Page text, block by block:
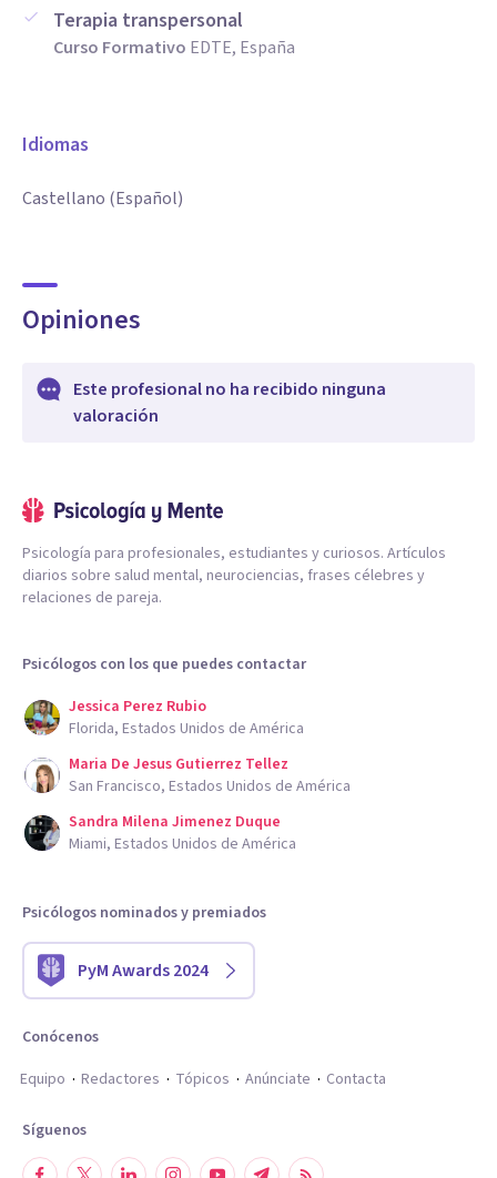
Terapia transpersonal
Curso Formativo EDTE, España
Idiomas
Castellano (Español)
Opiniones
Este profesional no ha recibido ninguna
valoración
Psicología para profesionales, estudiantes y curiosos. Artículos
diarios sobre salud mental, neurociencias, frases célebres y
relaciones de pareja.
Psicólogos con los que puedes contactar
Jessica Perez Rubio
Florida, Estados Unidos de América
Maria De Jesus Gutierrez Tellez
San Francisco, Estados Unidos de América
Sandra Milena Jimenez Duque
Miami, Estados Unidos de América
Psicólogos nominados y premiados
PyM Awards 2024
Conócenos
Equipo
Redactores Tópicos Anúnciate Contacta
Síguenos